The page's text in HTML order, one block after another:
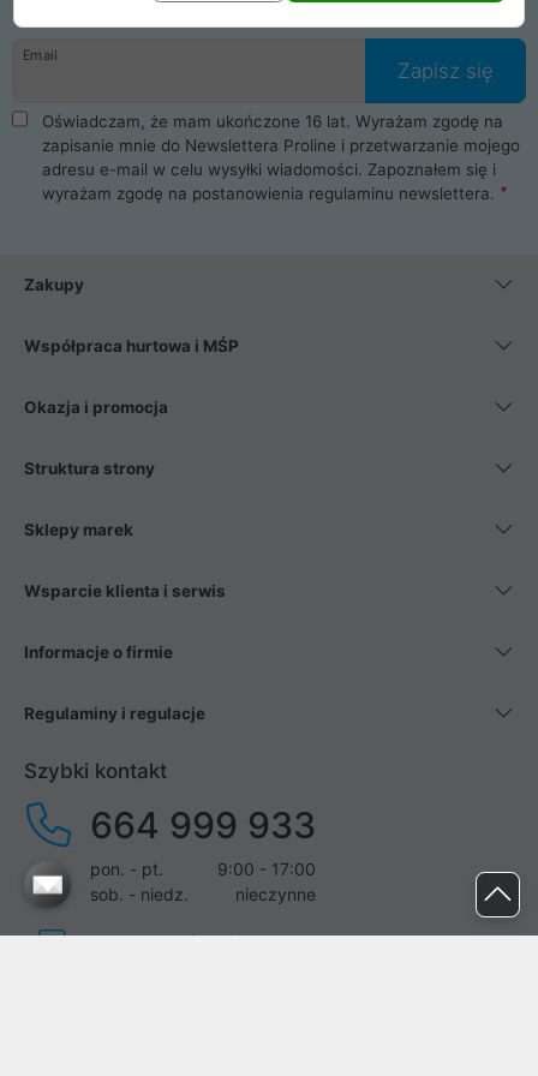
Email
Zapisz się
Oświadczam, że mam ukończone 16 lat. Wyrażam zgodę na
zapisanie mnie do Newslettera Proline i przetwarzanie mojego
adresu e-mail w celu wysyłki wiadomości. Zapoznałem się i
wyrażam zgodę na postanowienia regulaminu newslettera.
Zakupy
Współpraca hurtowa i MŚP
Okazja i promocja
Struktura strony
Sklepy marek
Wsparcie klienta i serwis
Informacje o firmie
Regulaminy i regulacje
Szybki kontakt
664 999 933
pon. - pt.
9:00 - 17:00
sob. - niedz.
nieczynne
pomoc@proline.pl